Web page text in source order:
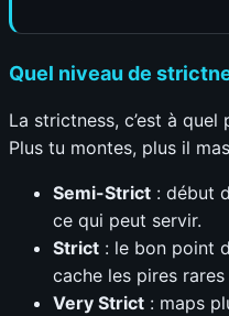
Quel niveau de
La strictness, c’est à
Plus tu montes, plus il
Semi-Strict : début
ce qui peut servir.
Strict : le bon point
cache les pires
Very Strict : maps